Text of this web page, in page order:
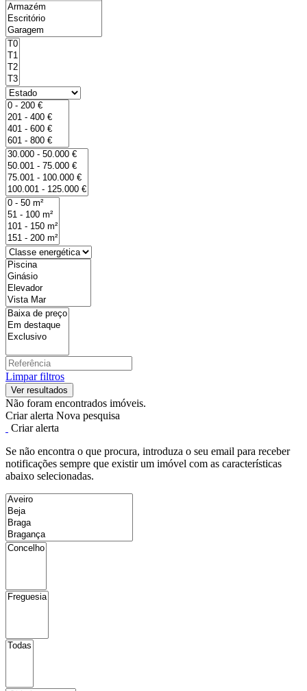
Limpar filtros
Não foram encontrados imóveis.
Criar alerta Nova pesquisa
Criar alerta
Se não encontra o que procura, introduza o seu email para receber
notificações sempre que existir um imóvel com as características
abaixo selecionadas.